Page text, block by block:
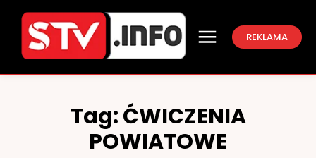
REKLAMA
Tag:ĆWICZENIA
POWIATOWE